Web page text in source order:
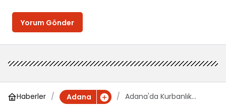
Yorum Gönder
Haberler Adana
Adana'da Kurbanlık